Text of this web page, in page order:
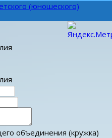
(юношеского)
объединения (кружка)